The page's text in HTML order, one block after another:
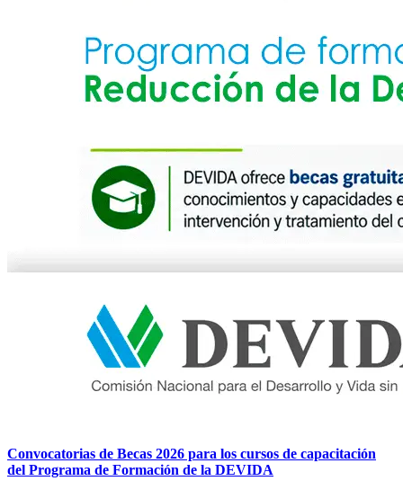
Convocatorias de Becas 2026 para los cursos de capacitación
del Programa de Formación de la DEVIDA